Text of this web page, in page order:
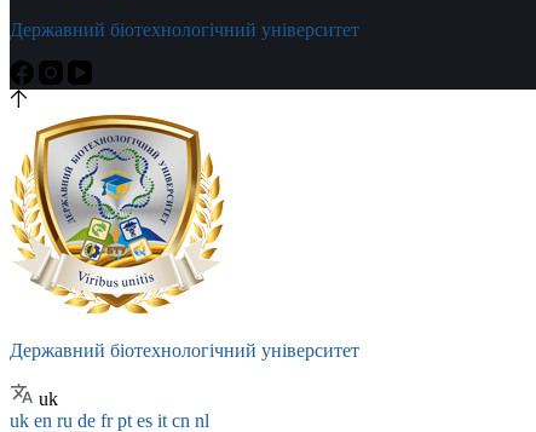
Державний біотехнологічний університет
Державний біотехнологічний університет
uk
uk en ru de frpt es it cn nl